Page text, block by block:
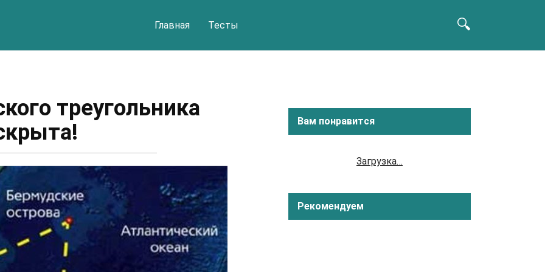
Главная Тесты
треугольника
Вам понравится
Загрузка…
Рекомендуем